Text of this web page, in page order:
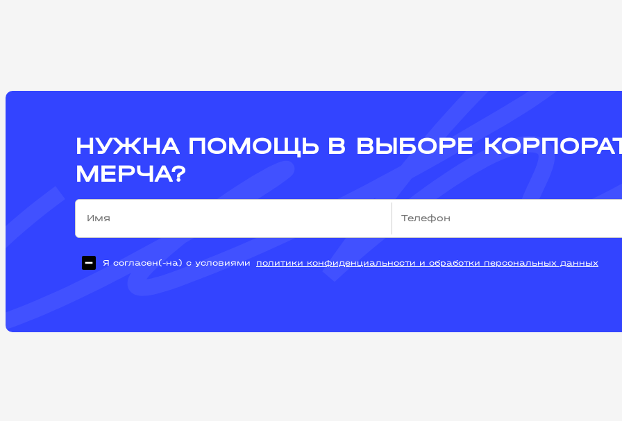
НУЖНА ПОМОЩЬ В ВЫБОРЕ
МЕРЧА?
Я согласен(-на) с условиями политики конфиденциальности и обработки персональных данных